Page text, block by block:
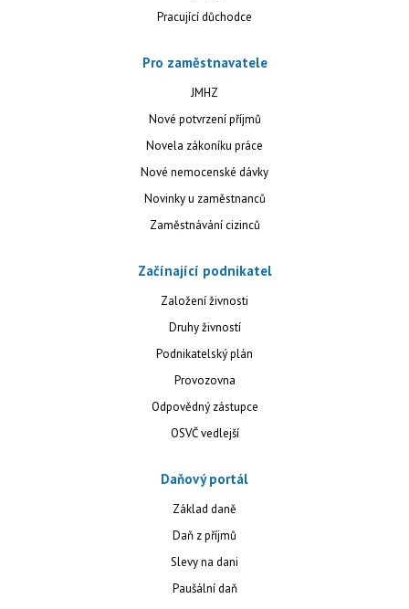
Pracující důchodce
Pro zaměstnavatele
JMHZ
Nové potvrzení příjmů
Novela zákoníku práce
Nové nemocenské dávky
Novinky u zaměstnanců
Zaměstnávání cizinců
Začínající podnikatel
Založení živnosti
Druhy živností
Podnikatelský plán
Provozovna
Odpovědný zástupce
OSVČ vedlejší
Daňový portál
Základ daně
Daň z příjmů
Slevy na dani
Paušální daň